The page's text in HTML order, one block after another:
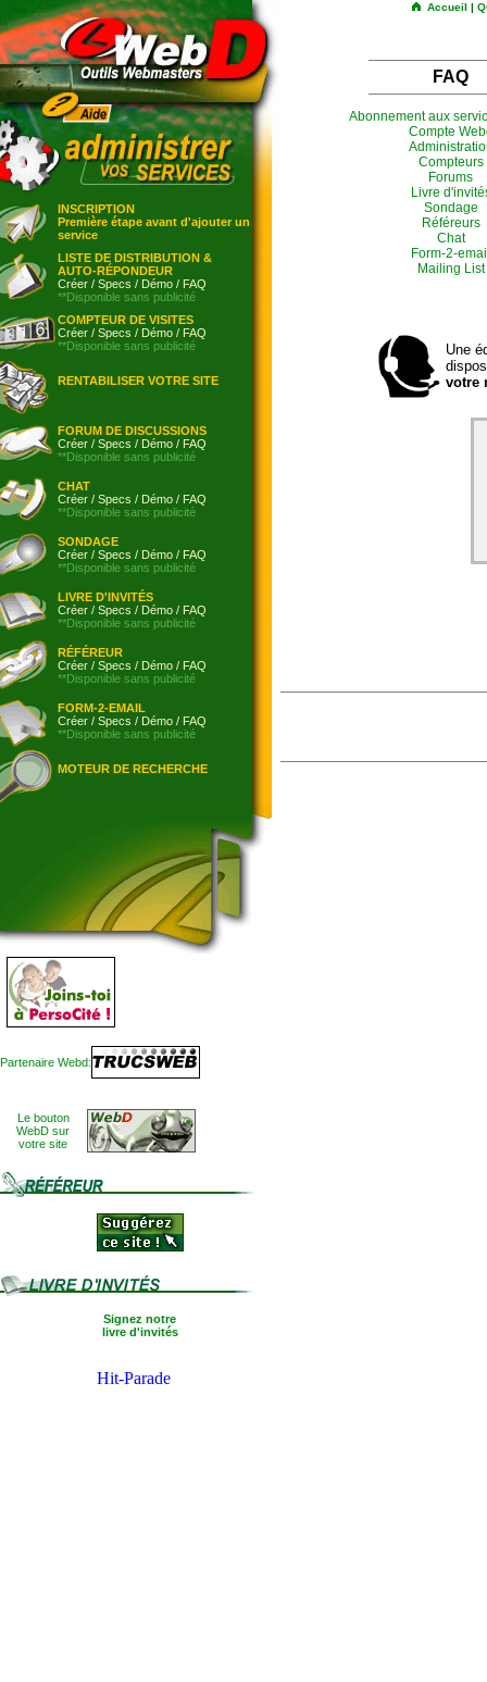
INSCRIPTION
Première étape avant d'ajouter un
service
LISTE DE DISTRIBUTION &
AUTO-RÉPONDEUR
Créer / Specs / Démo / FAQ
**Disponible sans publicité
COMPTEUR DE VISITES
Créer / Specs / Démo / FAQ
**Disponible sans publicité
RENTABILISER VOTRE SITE
FORUM DE DISCUSSIONS
Créer / Specs / Démo / FAQ
**Disponible sans publicité
CHAT
Créer / Specs / Démo / FAQ
**Disponible sans publicité
SONDAGE
Créer / Specs / Démo / FAQ
**Disponible sans publicité
LIVRE D'INVITÉS
Créer / Specs / Démo / FAQ
**Disponible sans publicité
RÉFÉREUR
Créer / Specs / Démo / FAQ
**Disponible sans publicité
FORM-2-EMAIL
Créer / Specs / Démo / FAQ
**Disponible sans publicité
MOTEUR DE RECHERCHE
Partenaire Webd:
Le bouton
WebD sur
votre site
Signez notre
livre d'invités
Accueil |
FAQ
Abonnement aux
Compte
Compteurs
Forums
Livre
Sondage
Référeurs
Chat
Form-2-
Mailing List
Une
votre